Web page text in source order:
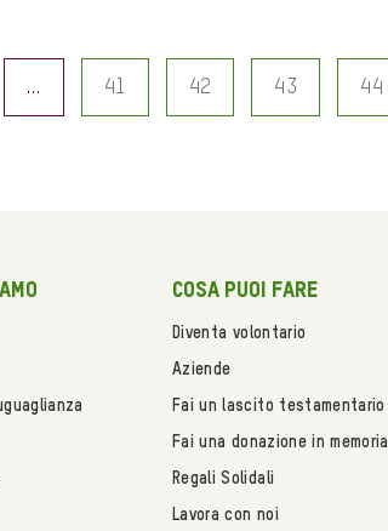
… 41 42 43 44
Cosa puoi fare
Diventa volontario
Aziende
Fai un lascito testamentario
Fai una donazione in memoria
Regali Solidali
Lavora con noi